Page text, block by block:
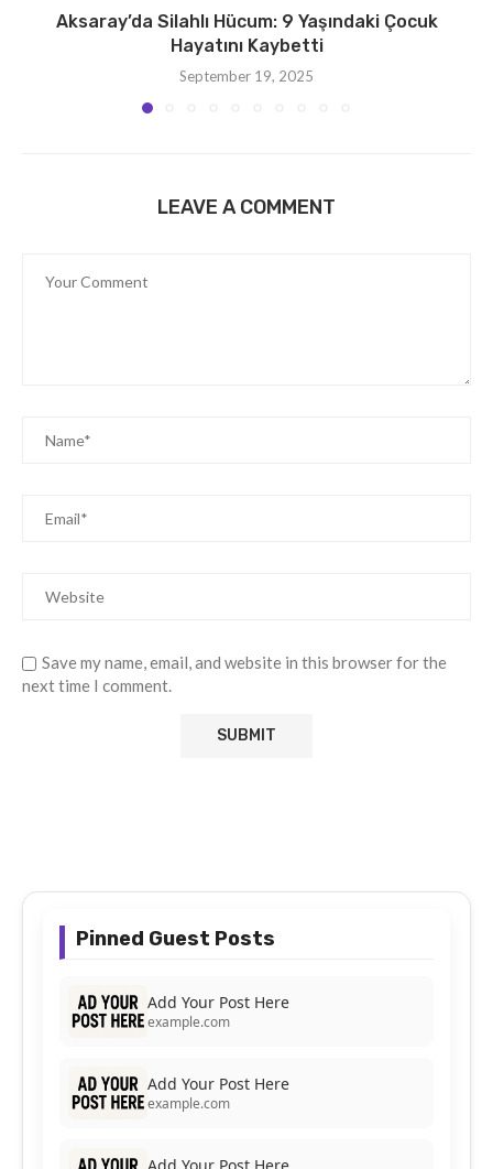
Aksaray’da Silahlı Hücum: 9 Yaşındaki Çocuk
Hayatını Kaybetti
September 19, 2025
LEAVE A COMMENT
Save my name, email, and website in this browser for the
next time I comment.
Pinned Guest Posts
Add Your Post Here
example.com
Add Your Post Here
example.com